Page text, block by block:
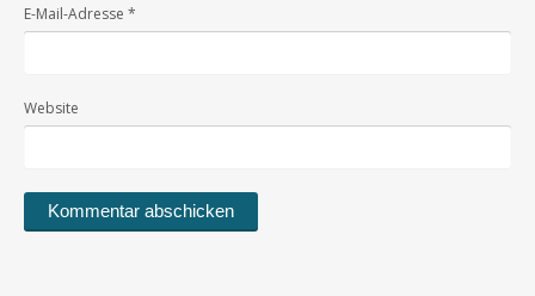
E-Mail-Adresse *
Website